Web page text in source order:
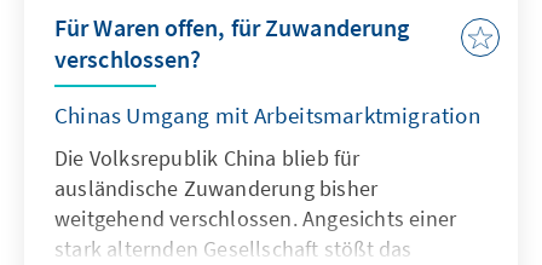
Für Waren offen, für Zuwanderung
verschlossen?
Chinas Umgang mit Arbeitsmarktmigration
Die Volksrepublik China blieb für
ausländische Zuwanderung bisher
weitgehend verschlossen. Angesichts einer
stark alternden Gesellschaft stößt das